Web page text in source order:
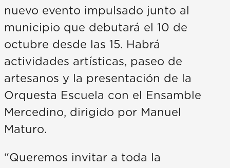
nuevo evento impulsado junto al
municipio que debutará el 10 de
octubre desde las 15. Habrá
actividades artísticas, paseo de
artesanos y la presentación de la
Orquesta Escuela con el Ensamble
Mercedino, dirigido por Manuel
Maturo.
“Queremos invitar a toda la